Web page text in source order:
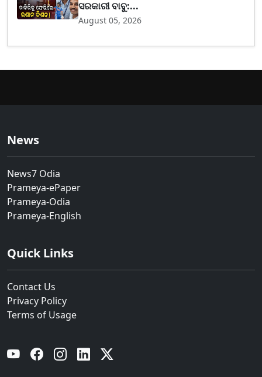
ସରକାରୀ ବାବୁ:...
August 05, 2026
News
News7 Odia
Prameya-ePaper
Prameya-Odia
Prameya-English
Quick Links
Contact Us
Privacy Policy
Terms of Usage
YouTube Facebook Instagram Linkedin